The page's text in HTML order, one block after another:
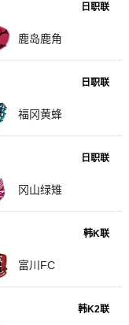
日职联
鹿岛鹿角
日职联
福冈黄蜂
日职联
冈山绿雉
韩K联
富川FC
韩K2联